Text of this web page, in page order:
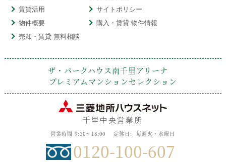
賃貸活用
サイトポリシー
物件概要
購入・賃貸 物件情報
売却・賃貸 無料相談
ザ・パークハウス南千里アリーナ
プレミアムマンションセレクション
千里中央営業所
営業時間 9:30～18:00 定休日: 毎週火・水曜日
0120-100-607